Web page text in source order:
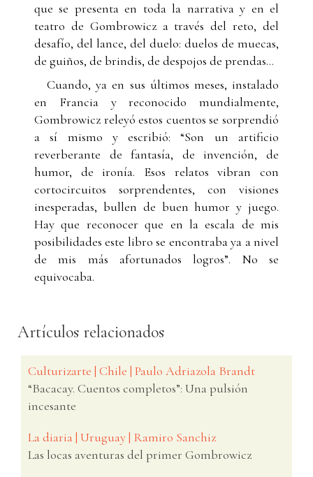
que se presenta en toda la narrativa y en el
teatro de Gombrowicz a través del reto, del
desafío, del lance, del duelo: duelos de muecas,
de guiños, de brindis, de despojos de prendas...
Cuando, ya en sus últimos meses, instalado
en Francia y reconocido mundialmente,
Gombrowicz releyó estos cuentos se sorprendió
a sí mismo y escribió: “Son un artificio
reverberante de fantasía, de invención, de
humor, de ironía. Esos relatos vibran con
cortocircuitos sorprendentes, con visiones
inesperadas, bullen de buen humor y juego.
Hay que reconocer que en la escala de mis
posibilidades este libro se encontraba ya a nivel
de mis más afortunados logros”. No se
equivocaba.
Artículos relacionados
Culturizarte | Chile | Paulo Adriazola Brandt
“Bacacay. Cuentos completos”: Una pulsión
incesante
La diaria | Uruguay | Ramiro Sanchiz
Las locas aventuras del primer Gombrowicz